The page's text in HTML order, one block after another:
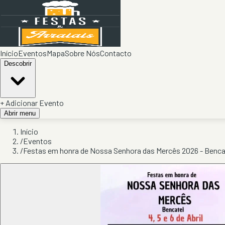
InícioEventosMapaSobre NósContacto
Descobrir
+ Adicionar Evento
Abrir menu
Início
/Eventos
/Festas em honra de Nossa Senhora das Mercês 2026 -